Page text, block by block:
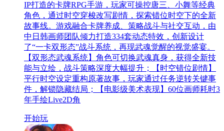
IP打造的卡牌RPG手游，玩家可操控唐三、小舞等经典
角色，通过时空穿梭改写剧情，探索错位时空下的全新
故事线。游戏融合卡牌养成、策略战斗与社交互动，由
中日韩画师团队倾力打造334套动态特效，创新设计
了“一卡双形态”战斗系统，再现武魂觉醒的视觉盛宴。
【双形态武魂系统】角色可切换武魂真身，获得全新技
能与立绘，战斗策略深度大幅提升；【时空错位剧情】
平行时空设定重构原著故事，玩家通过任务逆转关键事
件，解锁隐藏结局；【电影级美术表现】60位画师耗时3
年手绘Live2D角
开始玩